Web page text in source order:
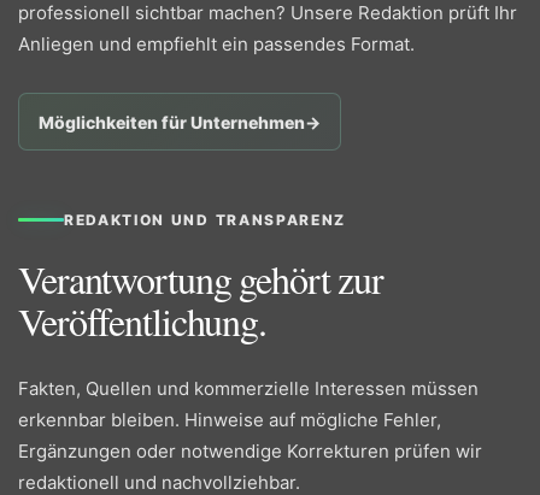
professionell sichtbar machen? Unsere Redaktion prüft Ihr
Anliegen und empfiehlt ein passendes Format.
Möglichkeiten für Unternehmen→
REDAKTION UND TRANSPARENZ
Verantwortung gehört zur
Veröffentlichung.
Fakten, Quellen und kommerzielle Interessen müssen
erkennbar bleiben. Hinweise auf mögliche Fehler,
Ergänzungen oder notwendige Korrekturen prüfen wir
redaktionell und nachvollziehbar.